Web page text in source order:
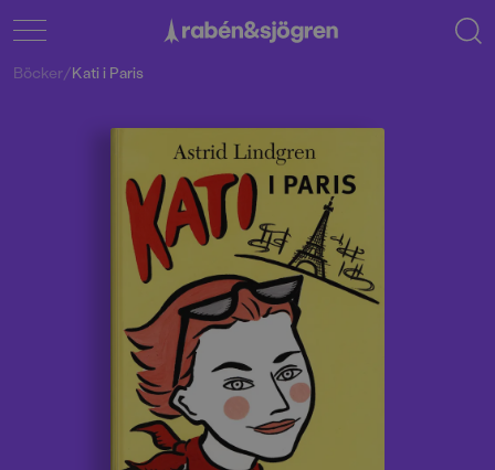
Böcker/Kati i Paris